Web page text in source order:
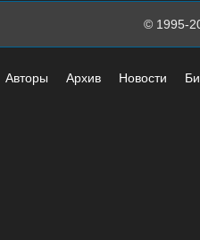
© 1995-
Авторы Архив Новости